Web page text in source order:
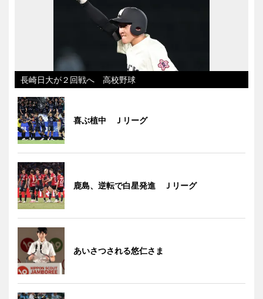
長崎日大が２回戦へ 高校野球
喜ぶ植中 Ｊリーグ
鹿島、逆転で白星発進 Ｊリーグ
あいさつされる悠仁さま